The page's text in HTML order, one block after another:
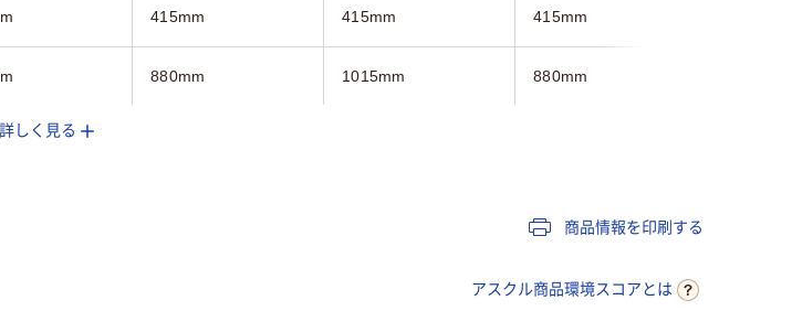
415mm 415mm 415mm
880mm 1015mm 880mm
詳しく見る
商品情報を印刷する
アスクル商品環境スコアとは